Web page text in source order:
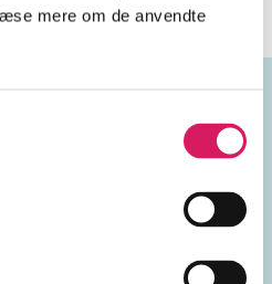
mere om de anvendte
kaniner